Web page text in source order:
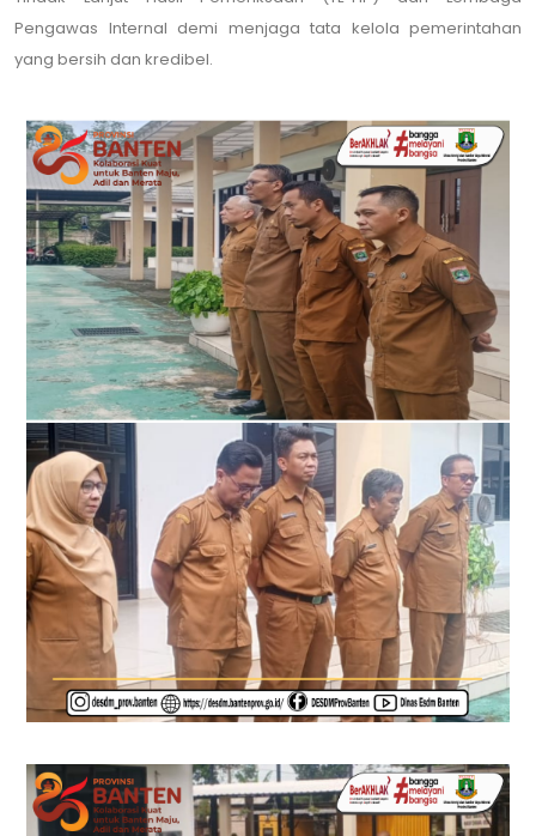
Pengawas Internal demi menjaga tata kelola pemerintahan
yang bersih dan kredibel.